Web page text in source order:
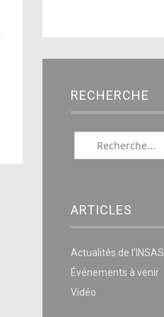
RECHERCHE
ARTICLES
Actualités de l’INSAS
Événements à venir
Vidéo